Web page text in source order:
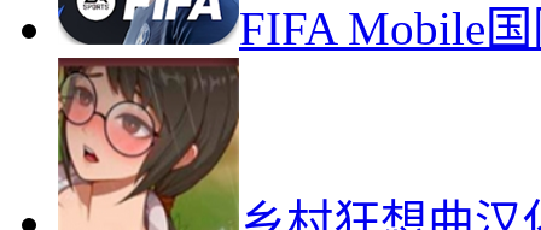
FIFA Mobile